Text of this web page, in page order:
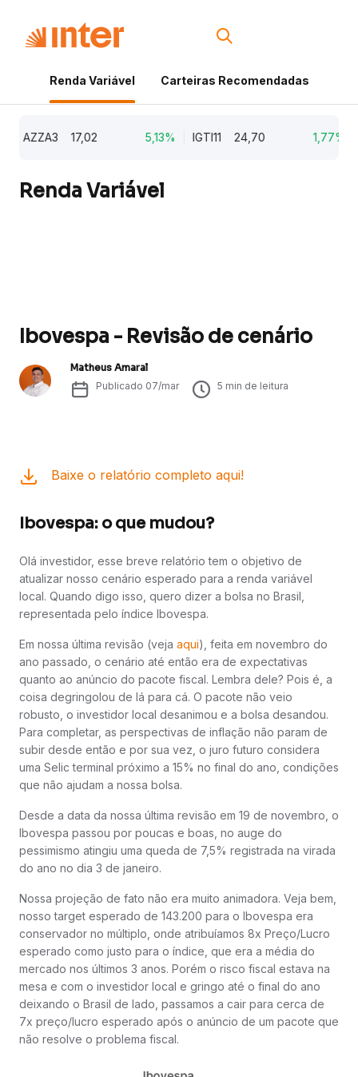
Renda Variável Carteiras Recomendadas
AZZA3 17,02 5,13% IGTI11 24,70 1,77%
Renda Variável
Ibovespa - Revisão de cenário
Matheus Amaral
Publicado 07/mar 5 min de leitura
Baixe o relatório completo aqui!
Ibovespa: o que mudou?
Olá investidor, esse breve relatório tem o objetivo de
atualizar nosso cenário esperado para a renda variável
local. Quando digo isso, quero dizer a bolsa no Brasil,
representada pelo índice Ibovespa.
Em nossa última revisão (veja aqui), feita em novembro do
ano passado, o cenário até então era de expectativas
quanto ao anúncio do pacote fiscal. Lembra dele? Pois é, a
coisa degringolou de lá para cá. O pacote não veio
robusto, o investidor local desanimou e a bolsa desandou.
Para completar, as perspectivas de inflação não param de
subir desde então e por sua vez, o juro futuro considera
uma Selic terminal próximo a 15% no final do ano, condições
que não ajudam a nossa bolsa.
Desde a data da nossa última revisão em 19 de novembro, o
Ibovespa passou por poucas e boas, no auge do
pessimismo atingiu uma queda de 7,5% registrada na virada
do ano no dia 3 de janeiro.
Nossa projeção de fato não era muito animadora. Veja bem,
nosso target esperado de 143.200 para o Ibovespa era
conservador no múltiplo, onde atribuíamos 8x Preço/Lucro
esperado como justo para o índice, que era a média do
mercado nos últimos 3 anos. Porém o risco fiscal estava na
mesa e com o investidor local e gringo até o final do ano
deixando o Brasil de lado, passamos a cair para cerca de
7x preço/lucro esperado após o anúncio de um pacote que
não resolve o problema fiscal.